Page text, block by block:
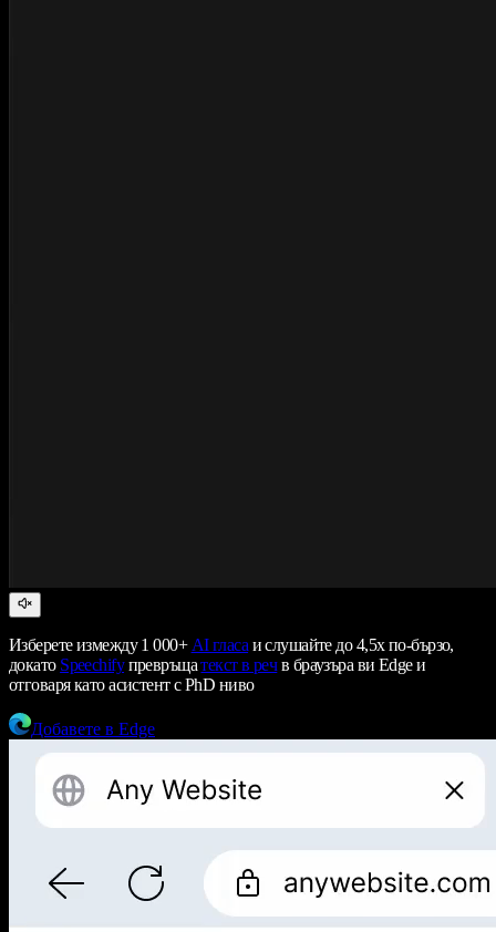
Изберете измежду 1 000+ AI гласа и слушайте до 4,5x по-бързо,
докато Speechifyпревръщатекст в речв браузъра ви Edge и
отговаря като асистент с PhD ниво
Добавете в Edge